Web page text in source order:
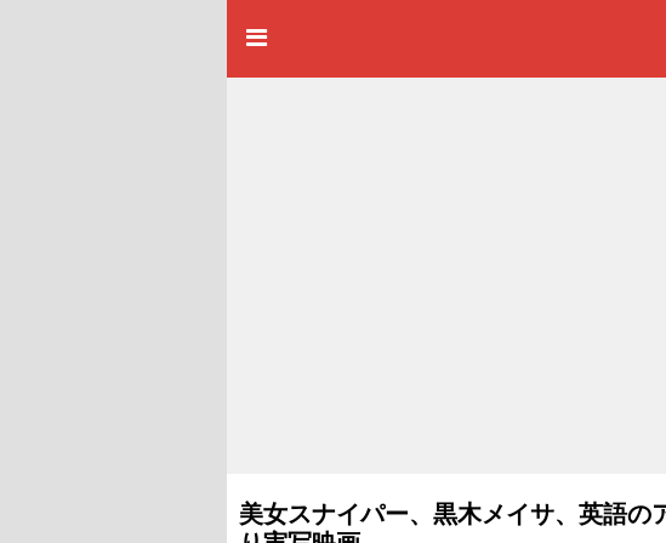
美女スナイパー、黒木メイサ、英語